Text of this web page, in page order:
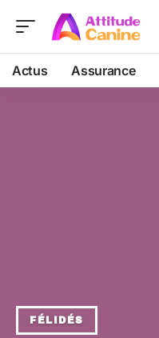
Actus Assurance
FÉLIDÉS